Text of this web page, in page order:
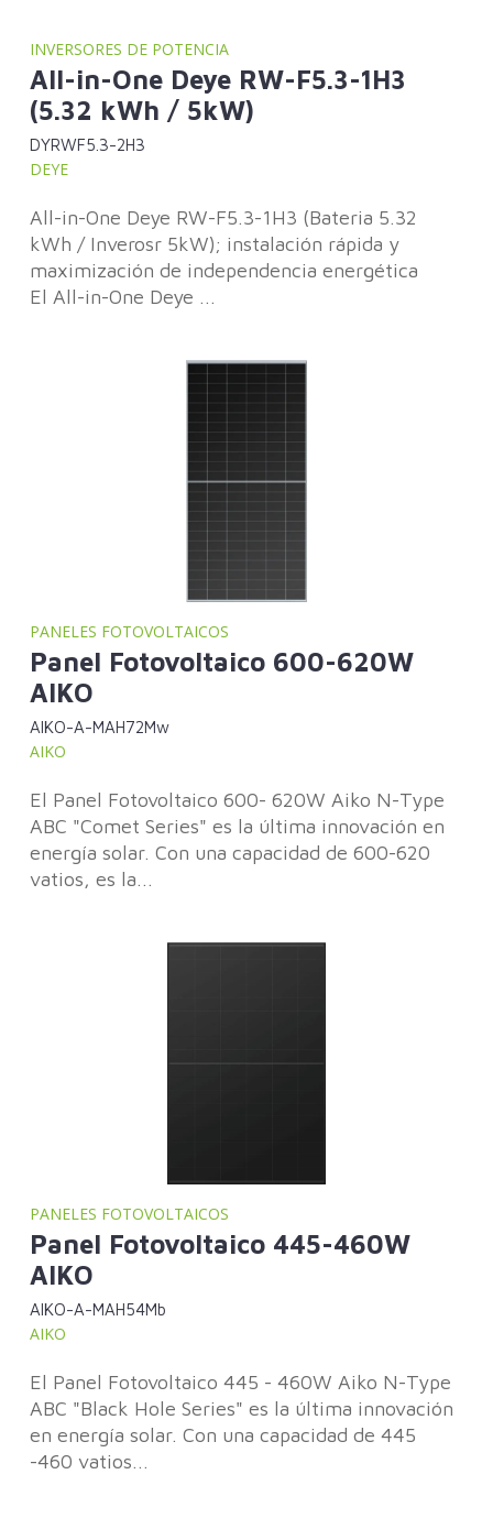
INVERSORES DE POTENCIA
All-in-One Deye RW-F5.3-1H3
(5.32 kWh / 5kW)
DYRWF5.3-2H3
DEYE
All-in-One Deye RW-F5.3-1H3 (Bateria 5.32
kWh / Inverosr 5kW); instalación rápida y
maximización de independencia energética
El All-in-One Deye ...
PANELES FOTOVOLTAICOS
Panel Fotovoltaico 600-620W
AIKO
AIKO-A-MAH72Mw
AIKO
El Panel Fotovoltaico 600- 620W Aiko N-Type
ABC "Comet Series" es la última innovación en
energía solar. Con una capacidad de 600-620
vatios, es la...
PANELES FOTOVOLTAICOS
Panel Fotovoltaico 445-460W
AIKO
AIKO-A-MAH54Mb
AIKO
El Panel Fotovoltaico 445 - 460W Aiko N-Type
ABC "Black Hole Series" es la última innovación
en energía solar. Con una capacidad de 445
-460 vatios...